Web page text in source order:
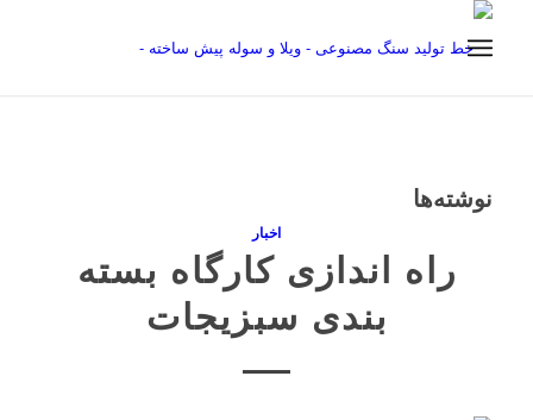
نوشته‌ها
اخبار
راه اندازی کارگاه بسته
بندی سبزیجات